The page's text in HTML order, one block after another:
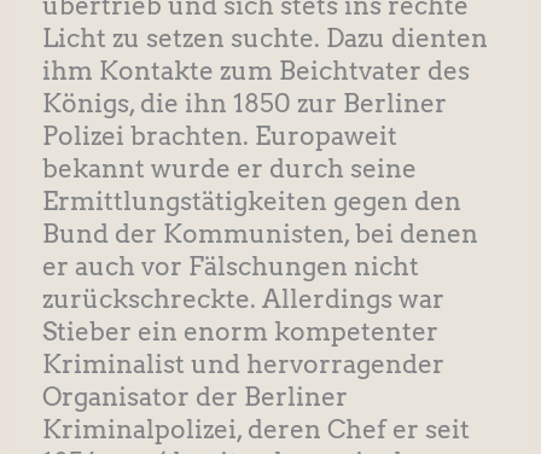
Licht zu setzen suchte. Dazu dienten
ihm Kontakte zum Beichtvater des
Königs, die ihn 1850 zur Berliner
Polizei brachten. Europaweit
bekannt wurde er durch seine
Ermittlungstätigkeiten gegen den
Bund der Kommunisten, bei denen
er auch vor Fälschungen nicht
zurückschreckte. Allerdings war
Stieber ein enorm kompetenter
Kriminalist und hervorragender
Organisator der Berliner
Kriminalpolizei, deren Chef er seit